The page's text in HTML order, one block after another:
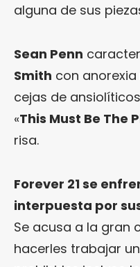
alguna de sus
Sean Penn
Smith con
cejas de
«This Must Be The
risa.
Forever 21 se
interpuesta por
Se acusa a la gran
hacerles trabajar